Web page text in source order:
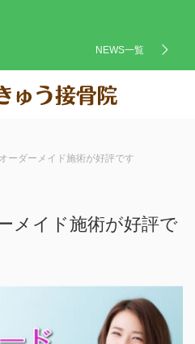
NEWS一覧
ーダーメイド施術が好評です
メイド施術が好評で